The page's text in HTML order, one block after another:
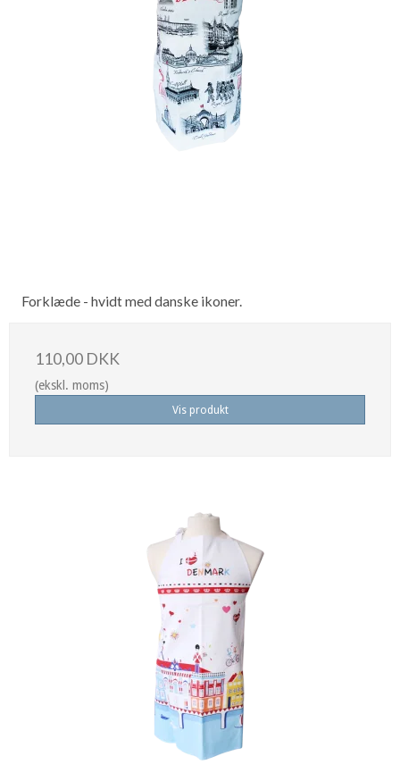
Forklæde - hvidt med danske ikoner.
110,00 DKK
(ekskl. moms)
Vis produkt